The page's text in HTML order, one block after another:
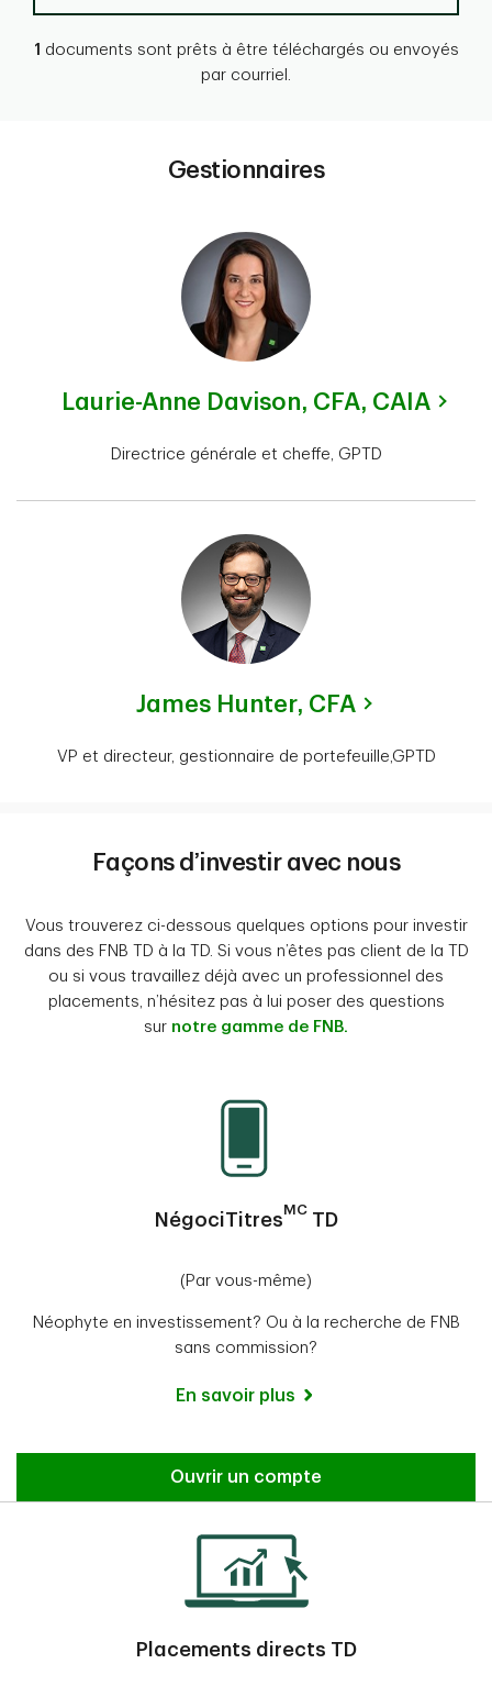
1 documents sont prêts à être téléchargés ou envoyés
par courriel.
Gestionnaires
Laurie-Anne Davison, CFA, CAIA
Directrice générale et cheffe, GPTD
James Hunter, CFA
VP et directeur, gestionnaire de portefeuille,GPTD
Façons d’investir avec nous
Vous trouverez ci-dessous quelques options pour investir
dans des FNB TD à la TD. Si vous n’êtes pas client de la TD
ou si vous travaillez déjà avec un professionnel des
placements, n’hésitez pas à lui poser des questions
sur notre gamme de FNB.
NégociTitres MC TD
(Par vous-même)
Néophyte en investissement? Ou à la recherche de FNB
sans commission?
En savoir plus
Ouvrir un compte
Placements directs TD